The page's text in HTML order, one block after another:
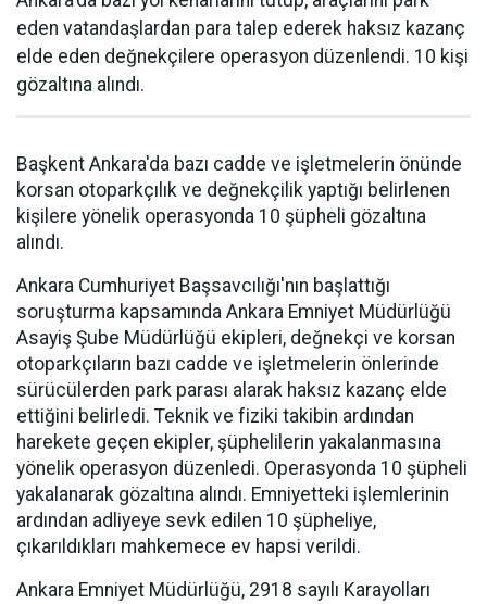
eden vatandaşlardan para talep ederek haksız kazanç
elde eden değnekçilere operasyon düzenlendi. 10 kişi
gözaltına alındı.
Başkent Ankara'da bazı cadde ve işletmelerin önünde
korsan otoparkçılık ve değnekçilik yaptığı belirlenen
kişilere yönelik operasyonda 10 şüpheli gözaltına
alındı.
Ankara Cumhuriyet Başsavcılığı'nın başlattığı
soruşturma kapsamında Ankara Emniyet Müdürlüğü
Asayiş Şube Müdürlüğü ekipleri, değnekçi ve korsan
otoparkçıların bazı cadde ve işletmelerin önlerinde
sürücülerden park parası alarak haksız kazanç elde
ettiğini belirledi. Teknik ve fiziki takibin ardından
harekete geçen ekipler, şüphelilerin yakalanmasına
yönelik operasyon düzenledi. Operasyonda 10 şüpheli
yakalanarak gözaltına alındı. Emniyetteki işlemlerinin
ardından adliyeye sevk edilen 10 şüpheliye,
çıkarıldıkları mahkemece ev hapsi verildi.
Ankara Emniyet Müdürlüğü, 2918 sayılı Karayolları